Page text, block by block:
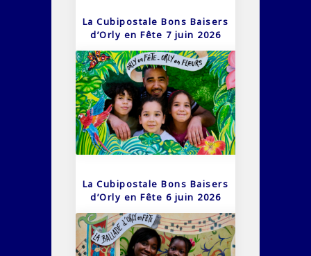
La Cubipostale Bons Baisers
d’Orly en Fête 7 juin 2026
La Cubipostale Bons Baisers
d’Orly en Fête 6 juin 2026